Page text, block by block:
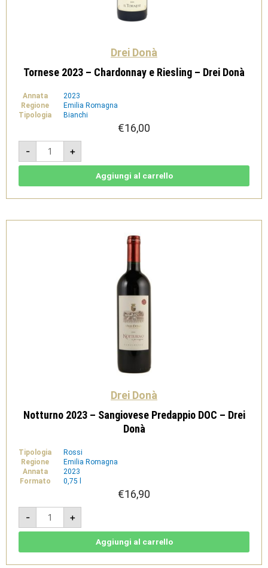
Drei Donà
Tornese 2023 – Chardonnay e Riesling – Drei Donà
Annata
2023
Regione
Emilia Romagna
Tipologia
Bianchi
€16,00
-
Tornese
2023
-
Chardonnay
Drei
+
Aggiungi al carrello
Drei Donà
Notturno 2023 – Sangiovese Predappio DOC – Drei
Donà
Tipologia
Rossi
Regione
Emilia Romagna
Annata
2023
Formato
0,75 l
€16,90
-
Notturno
2023
-
Sangiovese
Drei
+
Aggiungi al carrello